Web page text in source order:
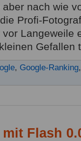
nach wie
Profi-
Langeweile
, Google-Ranking
Flash